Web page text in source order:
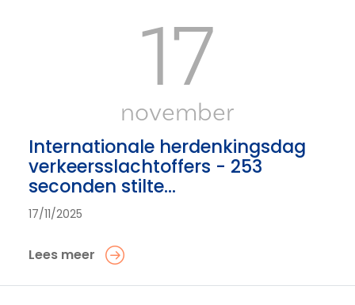
17
november
Internationale herdenkingsdag
verkeersslachtoffers - 253
seconden stilte...
17/11/2025
Lees meer